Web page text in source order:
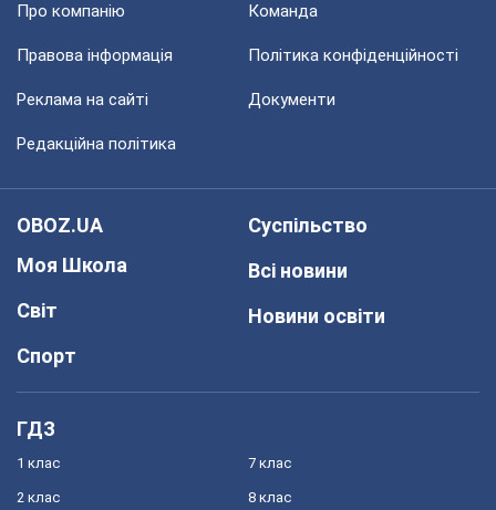
Про компанію Команда
Правова інформація Політика конфіденційності
Реклама на сайті Документи
Редакційна політика
OBOZ.UA
Моя Школа
Світ
Спорт
Суспільство
Всі новини
Новини освіти
ГДЗ
1 клас
2 клас
7 клас
8 клас